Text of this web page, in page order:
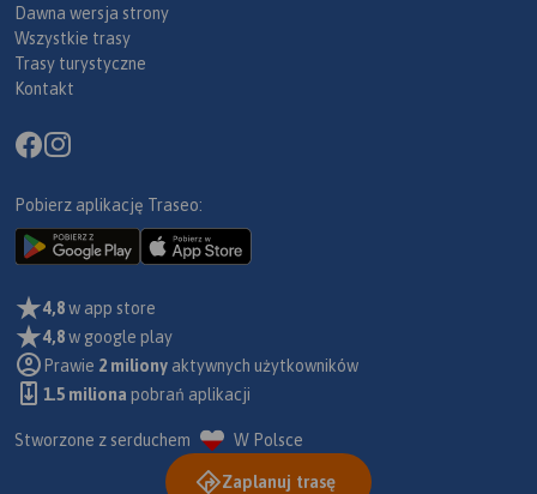
Dawna wersja strony
Wszystkie trasy
Trasy turystyczne
Kontakt
Pobierz aplikację Traseo:
4,8w app store
4,8w google play
Prawie 2 miliony aktywnych użytkowników
1.5 miliona pobrań aplikacji
Stworzone z serduchem W Polsce
Zaplanuj trasę